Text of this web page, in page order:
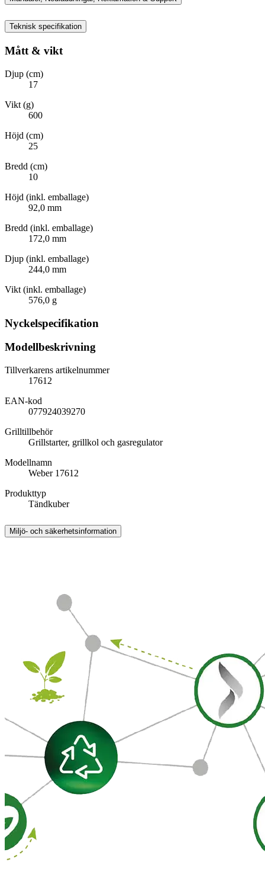
Teknisk specifikation
Mått & vikt
Djup (cm)
17
Vikt (g)
600
Höjd (cm)
25
Bredd (cm)
10
Höjd (inkl. emballage)
92,0 mm
Bredd (inkl. emballage)
172,0 mm
Djup (inkl. emballage)
244,0 mm
Vikt (inkl. emballage)
576,0 g
Nyckelspecifikation
Modellbeskrivning
Tillverkarens artikelnummer
17612
EAN-kod
077924039270
Grilltillbehör
Grillstarter, grillkol och gasregulator
Modellnamn
Weber 17612
Produkttyp
Tändkuber
Miljö- och säkerhetsinformation